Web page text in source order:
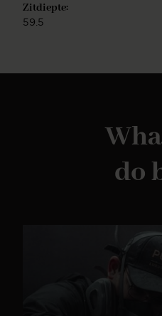
Zitdiepte:
59.5
do